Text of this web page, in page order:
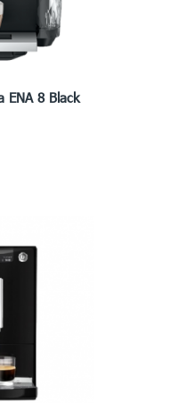
ENA 8 Black